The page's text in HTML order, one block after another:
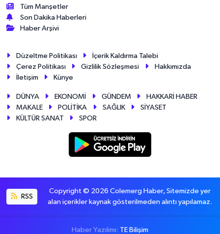
Tüm Manşetler
Son Dakika Haberleri
Haber Arşivi
Düzeltme Politikası
İçerik Kaldırma Talebi
Çerez Politikası
Gizlilik Sözleşmesi
Hakkımızda
İletişim
Künye
DÜNYA EKONOMİ GÜNDEM
HAKKARİ HABER
MAKALE
POLİTİKA SAĞLIK
SİYASET
KÜLTÜR SANAT
SPOR
RSS
Copyright © 2026 Colemerg Haber, Sitemizde yer
alan içerikler kaynak gösterilmeden alıntı yapılamaz.
Haber Yazılımı: TE Bilişim